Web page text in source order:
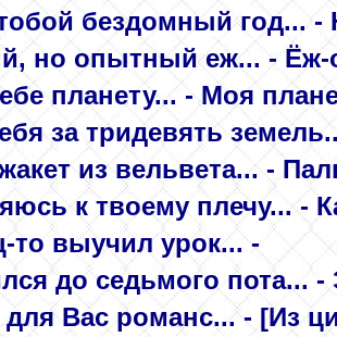
бездомный год... -
но опытный еж... - Ёж-
планету... - Моя
за тридевять
из вельвета... -
к твоему плечу... -
то выучил урок... -
до седьмого пота... -
Вас романс... - [Из